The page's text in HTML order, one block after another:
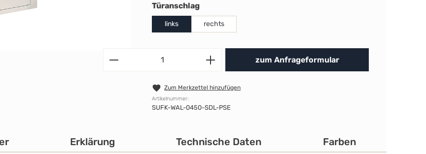
Türanschlagauswählen
links rechts
Produkt Anzahl: Gib den
zum Anfrageformular
Zum Merkzettel hinzufügen
Artikelnummer:
SUFK-WAL-0450-SDL-PSE
Erklärung Technische Daten Farben